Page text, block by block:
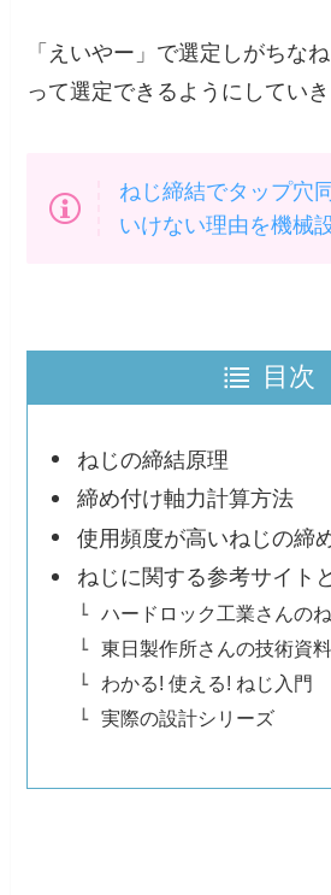
「えいやー」で選定しがちな
って選定できるようにしていき
ねじ締結でタップ穴
いけない理由を機械
目次
ねじの締結原理
締め付け軸力計算方法
使用頻度が高いねじの締
ねじに関する参考サイト
ハードロック工業さんの
東日製作所さんの技術資料
わかる! 使える! ねじ入門
実際の設計シリーズ